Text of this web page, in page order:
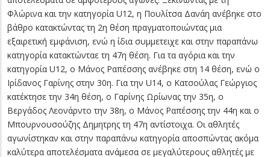
Φλώρινα και την κατηγορία U12, η Πουλίτσα Δανάη ανέβηκε στο
βάθρο κατακτώντας τη 2η θέση πραγματοποιώντας μια
εξαιρετική εμφάνιση, ενώ η ίδια συμμετειχε και στην παραπάνω
κατηγορία κατακτώνταε τη 47η θέση. Για τα αγόρια και την
κατηγορία U12, ο Μάνος Ραπέσσης ανέβηκε στη 14 θέση, ενώ ο
Ιρίδανος Γαρίνης στην 30η. Για την U14, o Κατσούλας Γεώργιος
κατέκτησε την 34η θέση, ο Γαρίνης Ωρίωνας την 35η, ο
Βεργάδος Λεονάρντο την 38η, ο Μάνος Ραπέσσης την 44η και ο
Μπουρνουσούζης Δημητρης τη 47η αντίστοιχα. Οι αθλητές
αγωνίστηκαν και στην παραπάνω κατηγορία αποσπώντας ακόμα
καλύτερα αποτελέσματα ανάμεσα σε μεγαλύτερους αθλητές με